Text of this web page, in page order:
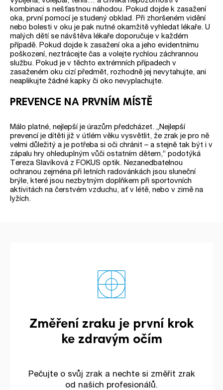
kombinaci s nešťastnou náhodou. Pokud dojde k zasažení
oka, první pomocí je studený obklad. Při zhoršeném vidění
nebo bolesti v oku je pak nutné okamžitě vyhledat lékaře. U
malých dětí se návštěva lékaře doporučuje v každém
případě. Pokud dojde k zasažení oka a jeho evidentnímu
poškození, neztrácejte čas a volejte rychlou záchrannou
službu. Pokud je v těchto extrémních případech v
zasaženém oku cizí předmět, rozhodně jej nevytahujte, ani
neaplikujte žádné kapky či oko nevyplachujte.
PREVENCE NA PRVNÍM MÍSTĚ
Málo platné, nejlepší je úrazům předcházet. „Nejlepší
prevencí je dítěti již v útlém věku vysvětlit, že zrak je pro ně
velmi důležitý a je potřeba si oči chránit – a stejně tak být i v
zápalu hry ohleduplným vůči ostatním dětem,” podotýká
Tereza Slavíková z FOKUS optik. Nezanedbatelnou
ochranou zejména při letních radovánkách jsou sluneční
brýle, které jsou nezbytným doplňkem při sportovních
aktivitách na čerstvém vzduchu, ať v létě, nebo v zimě na
lyžích.
Změření zraku je první krok
ke zdravým očím
Pečujte o svůj zrak a nechte si změřit zrak
od našich profesionálů.